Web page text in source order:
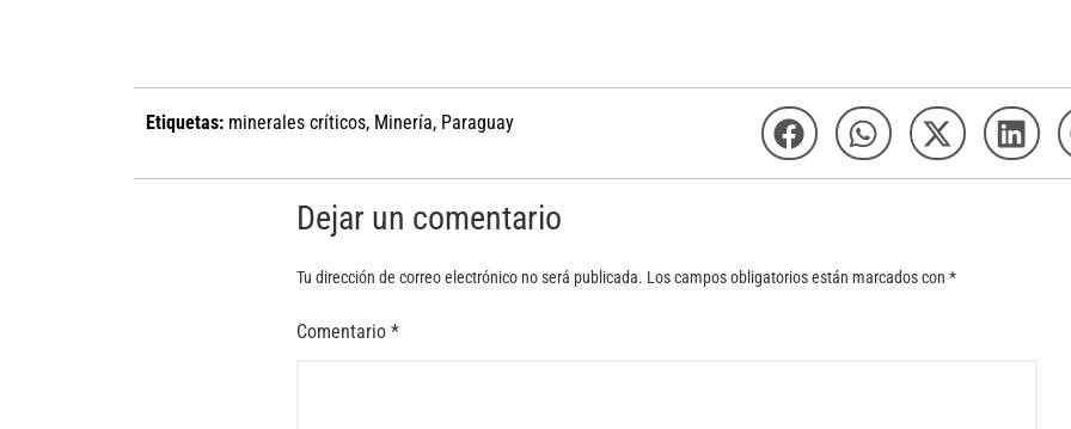
Etiquetas: minerales críticos, Minería, Paraguay
Dejar un comentario
Tu dirección de correo electrónico no será publicada. Los campos obligatorios están marcados con *
Comentario *